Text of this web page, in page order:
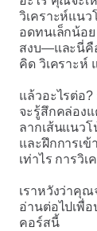
วิเคราะห์แน
อดทนเล็กน้อ
สงบ—และนี่คื
คิด วิเคราะห์
แล้วอะไรต่อ
จะรู้สึกคล่อง
ลากเส้นแนว
และฝึกการเ
เท่าไร การวิ
เราหวังว่าคุ
อ่านต่อไปเพื่
คอร์สนี้